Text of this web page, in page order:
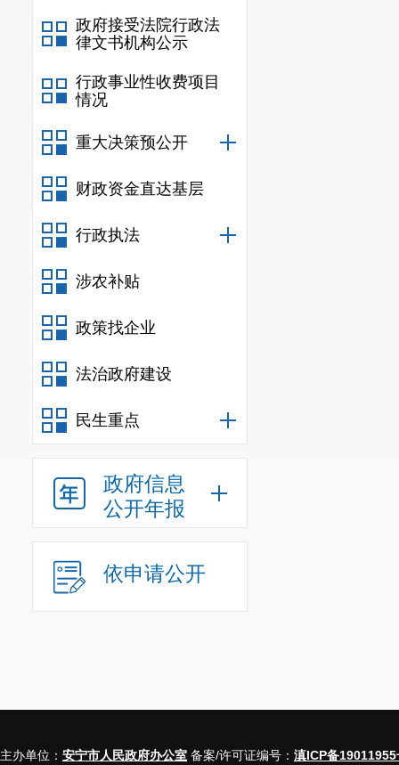
政府接受法院行政法
律文书机构公示
行政事业性收费项目
情况
重大决策预公开
财政资金直达基层
行政执法
涉农补贴
政策找企业
法治政府建设
民生重点
政府信息
公开年报
依申请公开
主办单位： 安宁市人民政府办公室 备案/许可证编号： 滇ICP备